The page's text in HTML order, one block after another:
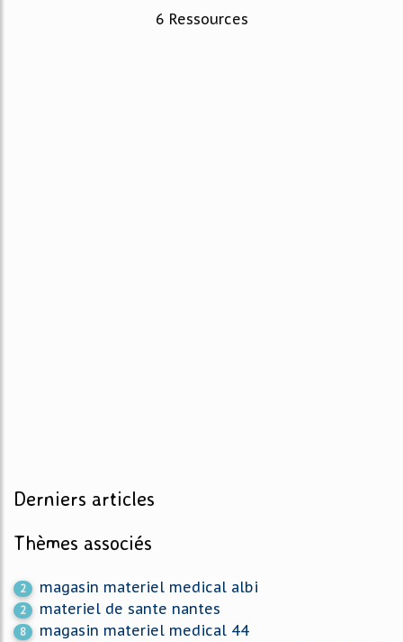
6 Ressources
Derniers articles
Thèmes associés
2 magasin materiel medical albi
2 materiel de sante nantes
8 magasin materiel medical 44